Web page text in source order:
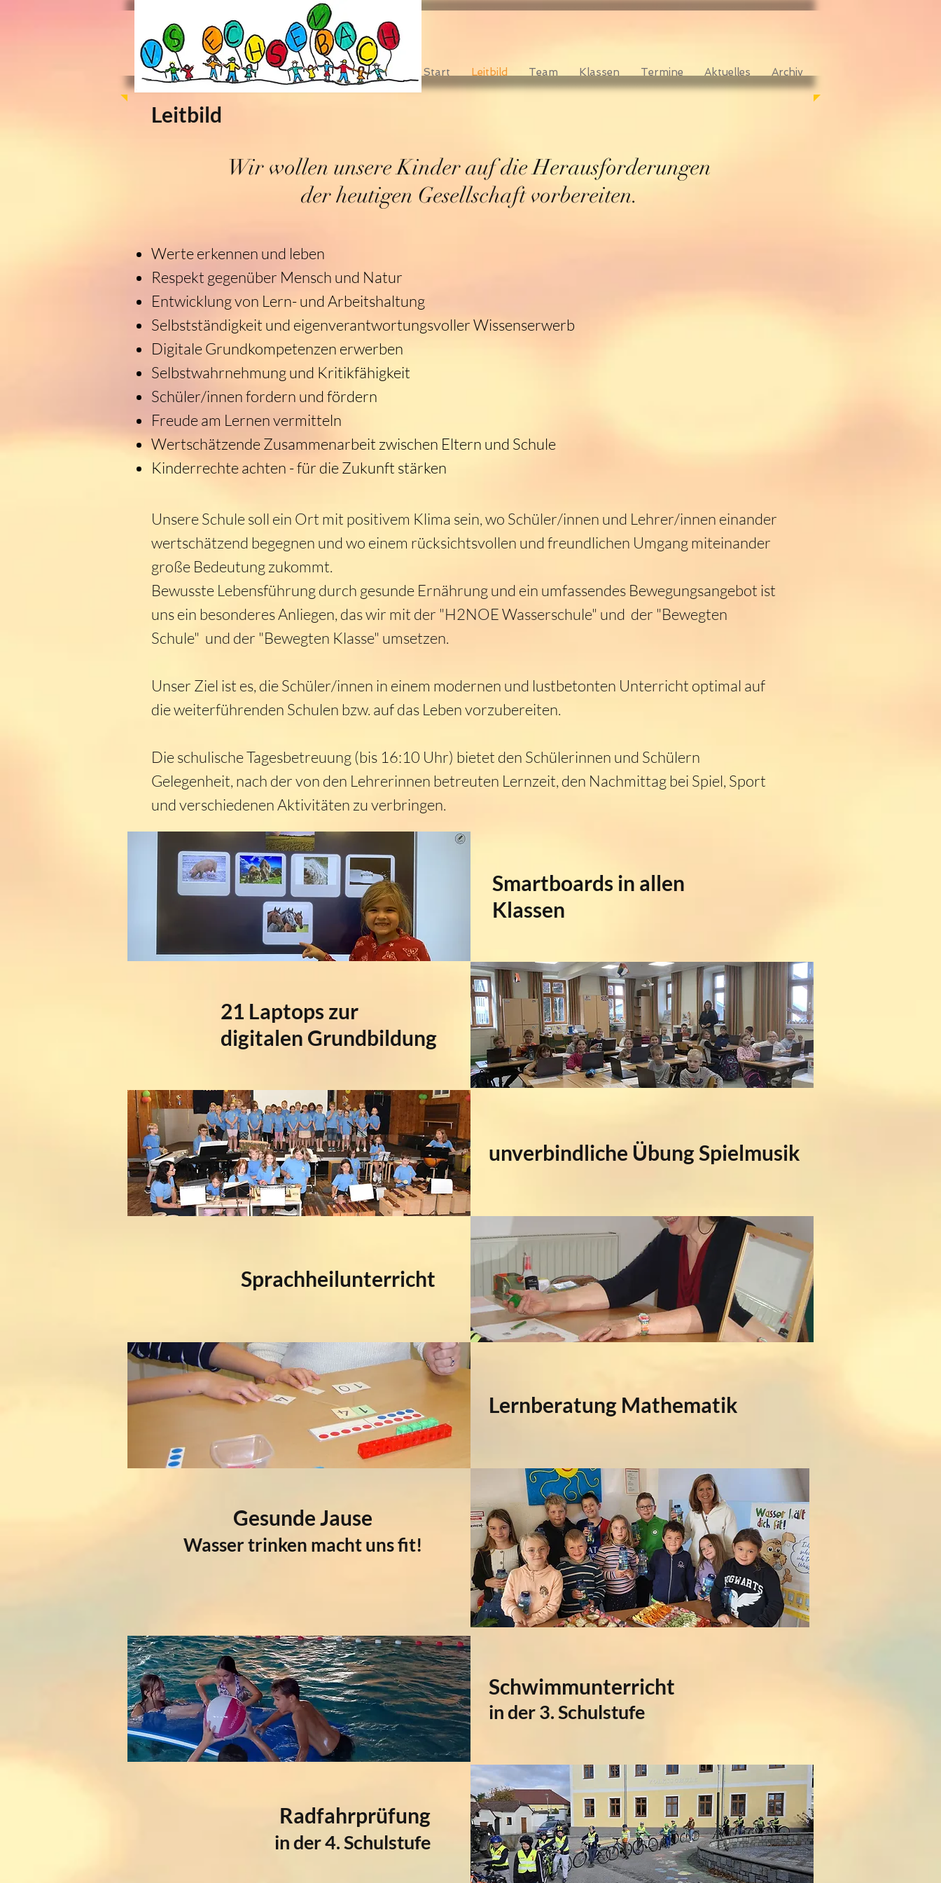
Start Leitbild Team Klassen Termine Aktuelles Archiv
Leitbild
Wir wollen unsere Kinder auf die Herausforderungen
der heutigen Gesellschaft vorbereiten.
Werte erkennen und leben
Respekt gegenüber Mensch und Natur
Entwicklung von Lern- und Arbeitshaltung
Selbstständigkeit und eigenverantwortungsvoller Wissenserwerb
Digitale Grundkompetenzen erwerben
Selbstwahrnehmung und Kritikfähigkeit
Schüler/innen fordern und fördern
Freude am Lernen vermitteln
Wertschätzende Zusammenarbeit zwischen Eltern und Schule
Kinderrechte achten - für die Zukunft stärken
Unsere Schule soll ein Ort mit positivem Klima sein, wo Schüler/innen und Lehrer/innen einander
wertschätzend begegnen und wo einem rücksichtsvollen und freundlichen Umgang miteinander
große Bedeutung zukommt.
Bewusste Lebensführung durch gesunde Ernährung und ein umfassendes Bewegungsangebot ist
uns ein besonderes Anliegen, das wir mit der "H2NOE Wasserschule" und der "Bewegten
Schule" und der "Bewegten Klasse" umsetzen.
Unser Ziel ist es, die Schüler/innen in einem modernen und lustbetonten Unterricht optimal auf
die weiterführenden Schulen bzw. auf das Leben vorzubereiten.
Die schulische Tagesbetreuung (bis 16:10 Uhr) bietet den Schülerinnen und Schülern
Gelegenheit, nach der von den Lehrerinnen betreuten Lernzeit, den Nachmittag bei Spiel, Sport
und verschiedenen Aktivitäten zu verbringen.
Smartboards in allen
Klassen
21 Laptops zur
digitalen Grundbildung
unverbindliche Übung Spielmusik
Sprachheilunterricht
Lernberatung Mathematik
Gesunde Jause
Wasser trinken macht uns fit!
Schwimmunterricht
in der 3. Schulstufe
Radfahrprüfung
in der 4. Schulstufe